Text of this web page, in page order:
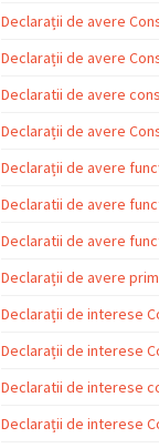
Declarații de avere
Declarații de avere
Declaratii de avere
Declarații de avere
Declarații de avere
Declaratii de avere
Declaratii de avere
Declarații de avere
Declarații de interese
Declarații de interese
Declaratii de interese
Declarații de interese